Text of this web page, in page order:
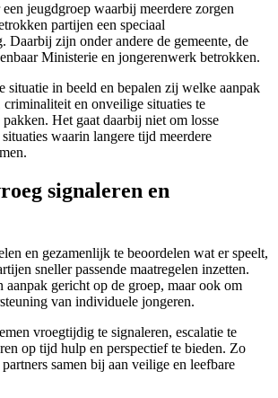
jeugdgroep waarbij meerdere zorgen
partijen een speciaal
Daarbij zijn onder andere de gemeente, de
Ministerie en jongerenwerk betrokken.
situatie in beeld en bepalen zij welke aanpak
en onveilige situaties te
Het gaat daarbij niet om losse
waarin langere tijd meerdere
signaleren en
en gezamenlijk te beoordelen wat er speelt,
sneller passende maatregelen inzetten.
aanpak gericht op de groep, maar ook om
van individuele jongeren.
vroegtijdig te signaleren, escalatie te
op tijd hulp en perspectief te bieden. Zo
samen bij aan veilige en leefbare